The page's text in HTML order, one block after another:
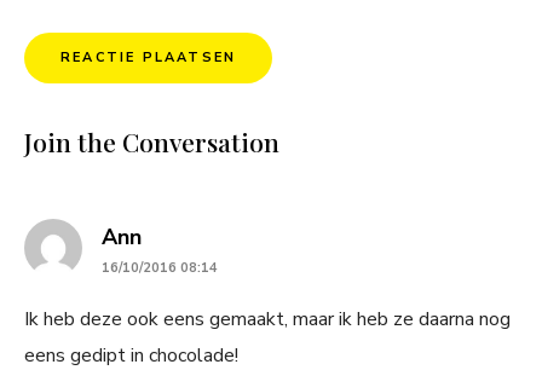
Join the Conversation
Annsays:
16/10/2016 08:14
Ik heb deze ook eens gemaakt, maar ik heb ze daarna nog
eens gedipt in chocolade!